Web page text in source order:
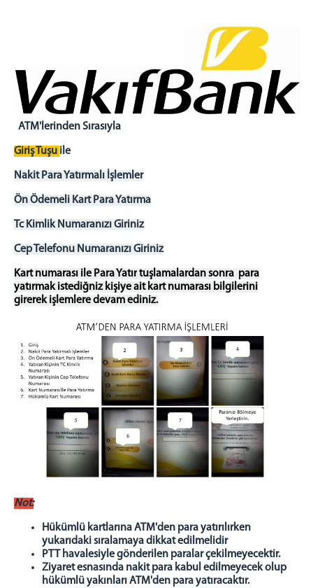
İLETİŞİM
ATM'lerinden Sırasıyla
Giriş Tuşu ile
Nakit Para Yatırmalı İşlemler
Ön Ödemeli Kart Para Yatırma
Tc Kimlik Numaranızı Giriniz
Cep Telefonu Numaranızı Giriniz
Kart numarası ile Para Yatırtuşlamalardan sonra para
yatırmak istediğniz kişiye ait kart numarası bilgilerini
girerek işlemlere devam ediniz.
Not:
Hükümlü kartlarına ATM'den para yatırılırken
yukarıdaki sıralamaya dikkat edilmelidir
PTT havalesiyle gönderilen paralar çekilmeyecektir.
Ziyaret esnasında nakit para kabul edilmeyecek olup
hükümlü yakınları ATM'den para yatıracaktır.